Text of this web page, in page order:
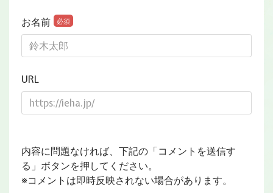
お名前 必須
URL
内容に問題なければ、下記の「コメントを送信す
る」ボタンを押してください。
※コメントは即時反映されない場合があります。